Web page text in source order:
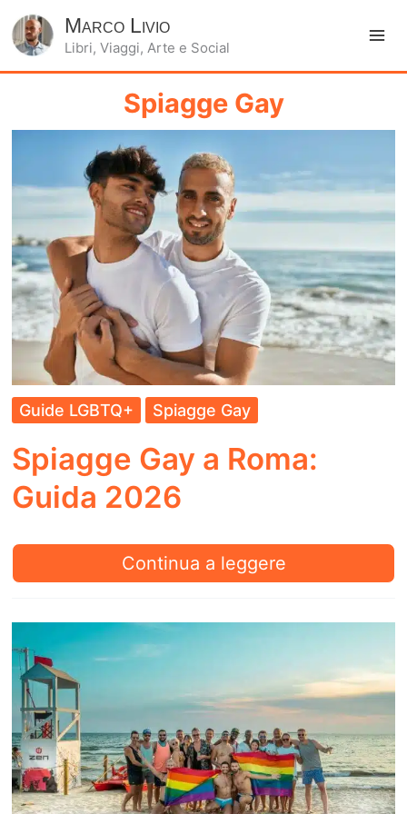
Marco Livio
Libri, Viaggi, Arte e Social
Spiagge Gay
Guide LGBTQ+ Spiagge Gay
Spiagge Gay a Roma:
Guida 2026
Spiagge
Gay
Roma:
Continua a leggere